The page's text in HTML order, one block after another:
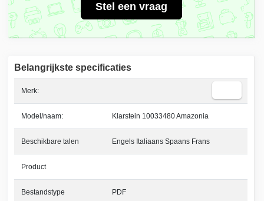
Stel een vraag
Belangrijkste specificaties
Merk:
Model/naam: Klarstein 10033480 Amazonia
Beschikbare talen Engels Italiaans Spaans Frans
Product
Bestandstype PDF